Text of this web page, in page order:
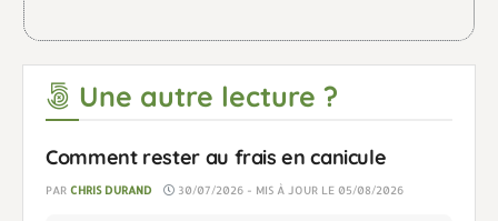
Une autre lecture ?
Comment rester au frais en canicule
PAR CHRIS DURAND 30/07/2026 - MIS À JOUR LE 05/08/2026